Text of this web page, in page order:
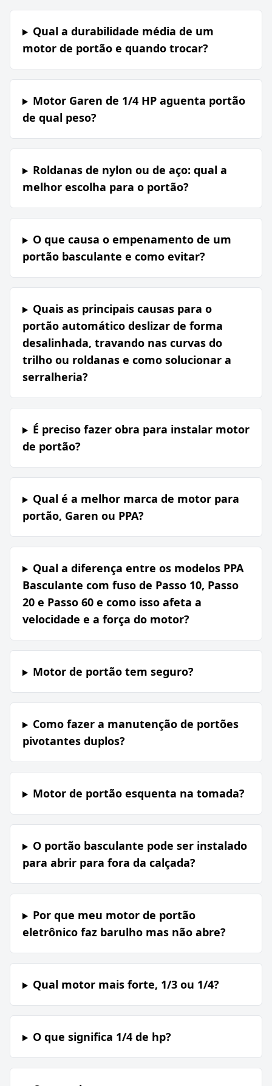
Qual a durabilidade média de um
motor de portão e quando trocar?
Motor Garen de 1/4 HP aguenta portão
de qual peso?
Roldanas de nylon ou de aço: qual a
melhor escolha para o portão?
O que causa o empenamento de um
portão basculante e como evitar?
Quais as principais causas para o
portão automático deslizar de forma
desalinhada, travando nas curvas do
trilho ou roldanas e como solucionar a
serralheria?
É preciso fazer obra para instalar motor
de portão?
Qual é a melhor marca de motor para
portão, Garen ou PPA?
Qual a diferença entre os modelos PPA
Basculante com fuso de Passo 10, Passo
20 e Passo 60 e como isso afeta a
velocidade e a força do motor?
Motor de portão tem seguro?
Como fazer a manutenção de portões
pivotantes duplos?
Motor de portão esquenta na tomada?
O portão basculante pode ser instalado
para abrir para fora da calçada?
Por que meu motor de portão
eletrônico faz barulho mas não abre?
Qual motor mais forte, 1/3 ou 1/4?
O que significa 1/4 de hp?